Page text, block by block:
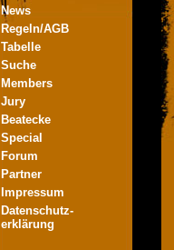
News
Regeln/AGB
Tabelle
Suche
Members
Jury
Beatecke
Special
Forum
Partner
Impressum
Datenschutz-
erklärung